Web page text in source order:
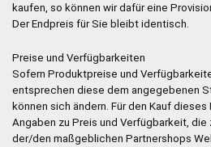
kaufen, so können wir dafür eine
Der Endpreis für Sie bleibt identisch.
Preise und Verfügbarkeiten
Sofern Produktpreise und
entsprechen diese dem angegebenen
können sich ändern. Für den Kauf
Angaben zu Preis und Verfügbarkeit,
der/den maßgeblichen Partnershops